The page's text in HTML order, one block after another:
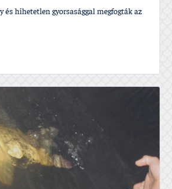
és hihetetlen gyorsasággal megfogták az